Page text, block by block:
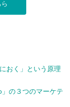
おく」という原理
の３つのマーケテ